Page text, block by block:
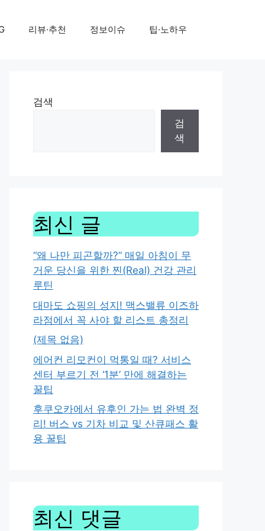
리뷰·추천 정보이슈 팁·노하우
검색
검
색
최신 글
“왜 나만 피곤할까?” 매일 아침이 무
거운 당신을 위한 찐(Real) 건강 관리
루틴
대마도 쇼핑의 성지! 맥스밸류 이즈하
라점에서 꼭 사야 할 리스트 총정리
(제목 없음)
에어컨 리모컨이 먹통일 때? 서비스
센터 부르기 전 ‘1분’ 만에 해결하는
꿀팁
후쿠오카에서 유후인 가는 법 완벽 정
리! 버스 vs 기차 비교 및 산큐패스 활
용 꿀팁
최신 댓글